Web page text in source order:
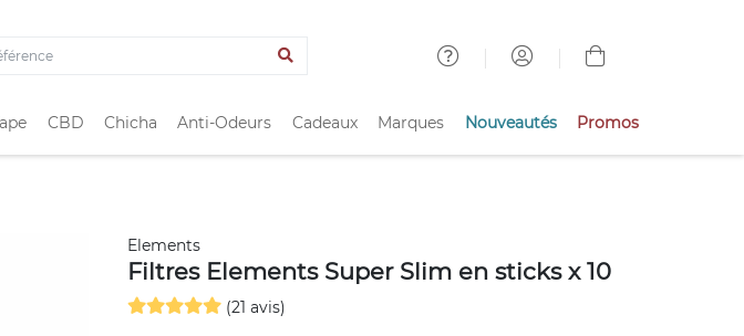
CBD Chicha Anti-Odeurs Cadeaux Marques Nouveautés Promos
Elements
Filtres Elements Super Slim en sticks x 10
(21 avis)